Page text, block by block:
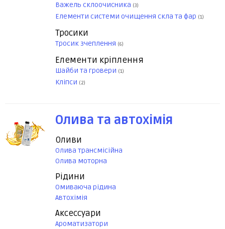
Важель склоочисника (3)
Елементи системи очищення скла та фар (1)
Тросики
Тросик зчеплення (6)
Елементи кріплення
Шайби та гровери (1)
Кліпси (2)
Олива та автохімія
Оливи
Олива трансмісійна
Олива моторна
Рідини
Омиваюча рідина
Автохімія
Аксессуари
Ароматизатори